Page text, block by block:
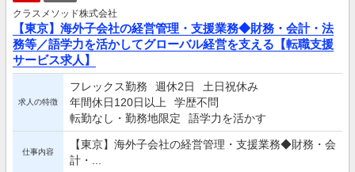
クラスメソッド株式会社
【東京】海外子会社の経営管理・支援業務◆財務・会計・法
務等／語学力を活かしてグローバル経営を支える【転職支援
サービス求人】
求人の特徴
フレックス勤務 週休2日
土日祝休み
年間休日120日以上
学歴不問
転勤なし・勤務地限定
語学力を活かす
仕事内容
【東京】海外子会社の経営管理・支援業務◆財務・会
計・...